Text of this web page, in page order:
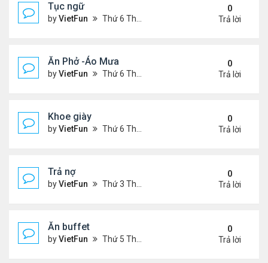
Tục ngữ
byVietFun Thứ 6 Tháng 1 13, 2023 4:43 pm
0
Trả lời
Ăn Phở -Áo Mưa
byVietFun Thứ 6 Tháng 1 13, 2023 1:26 pm
0
Trả lời
Khoe giày
byVietFun Thứ 6 Tháng 1 13, 2023 12:30 pm
0
Trả lời
Trả nợ
byVietFun Thứ 3 Tháng 12 13, 2022 12:44 pm
0
Trả lời
Ăn buffet
byVietFun Thứ 5 Tháng 12 01, 2022 12:22 pm
0
Trả lời